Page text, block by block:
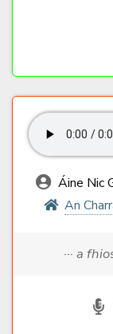
Áine Nic
An
··· a